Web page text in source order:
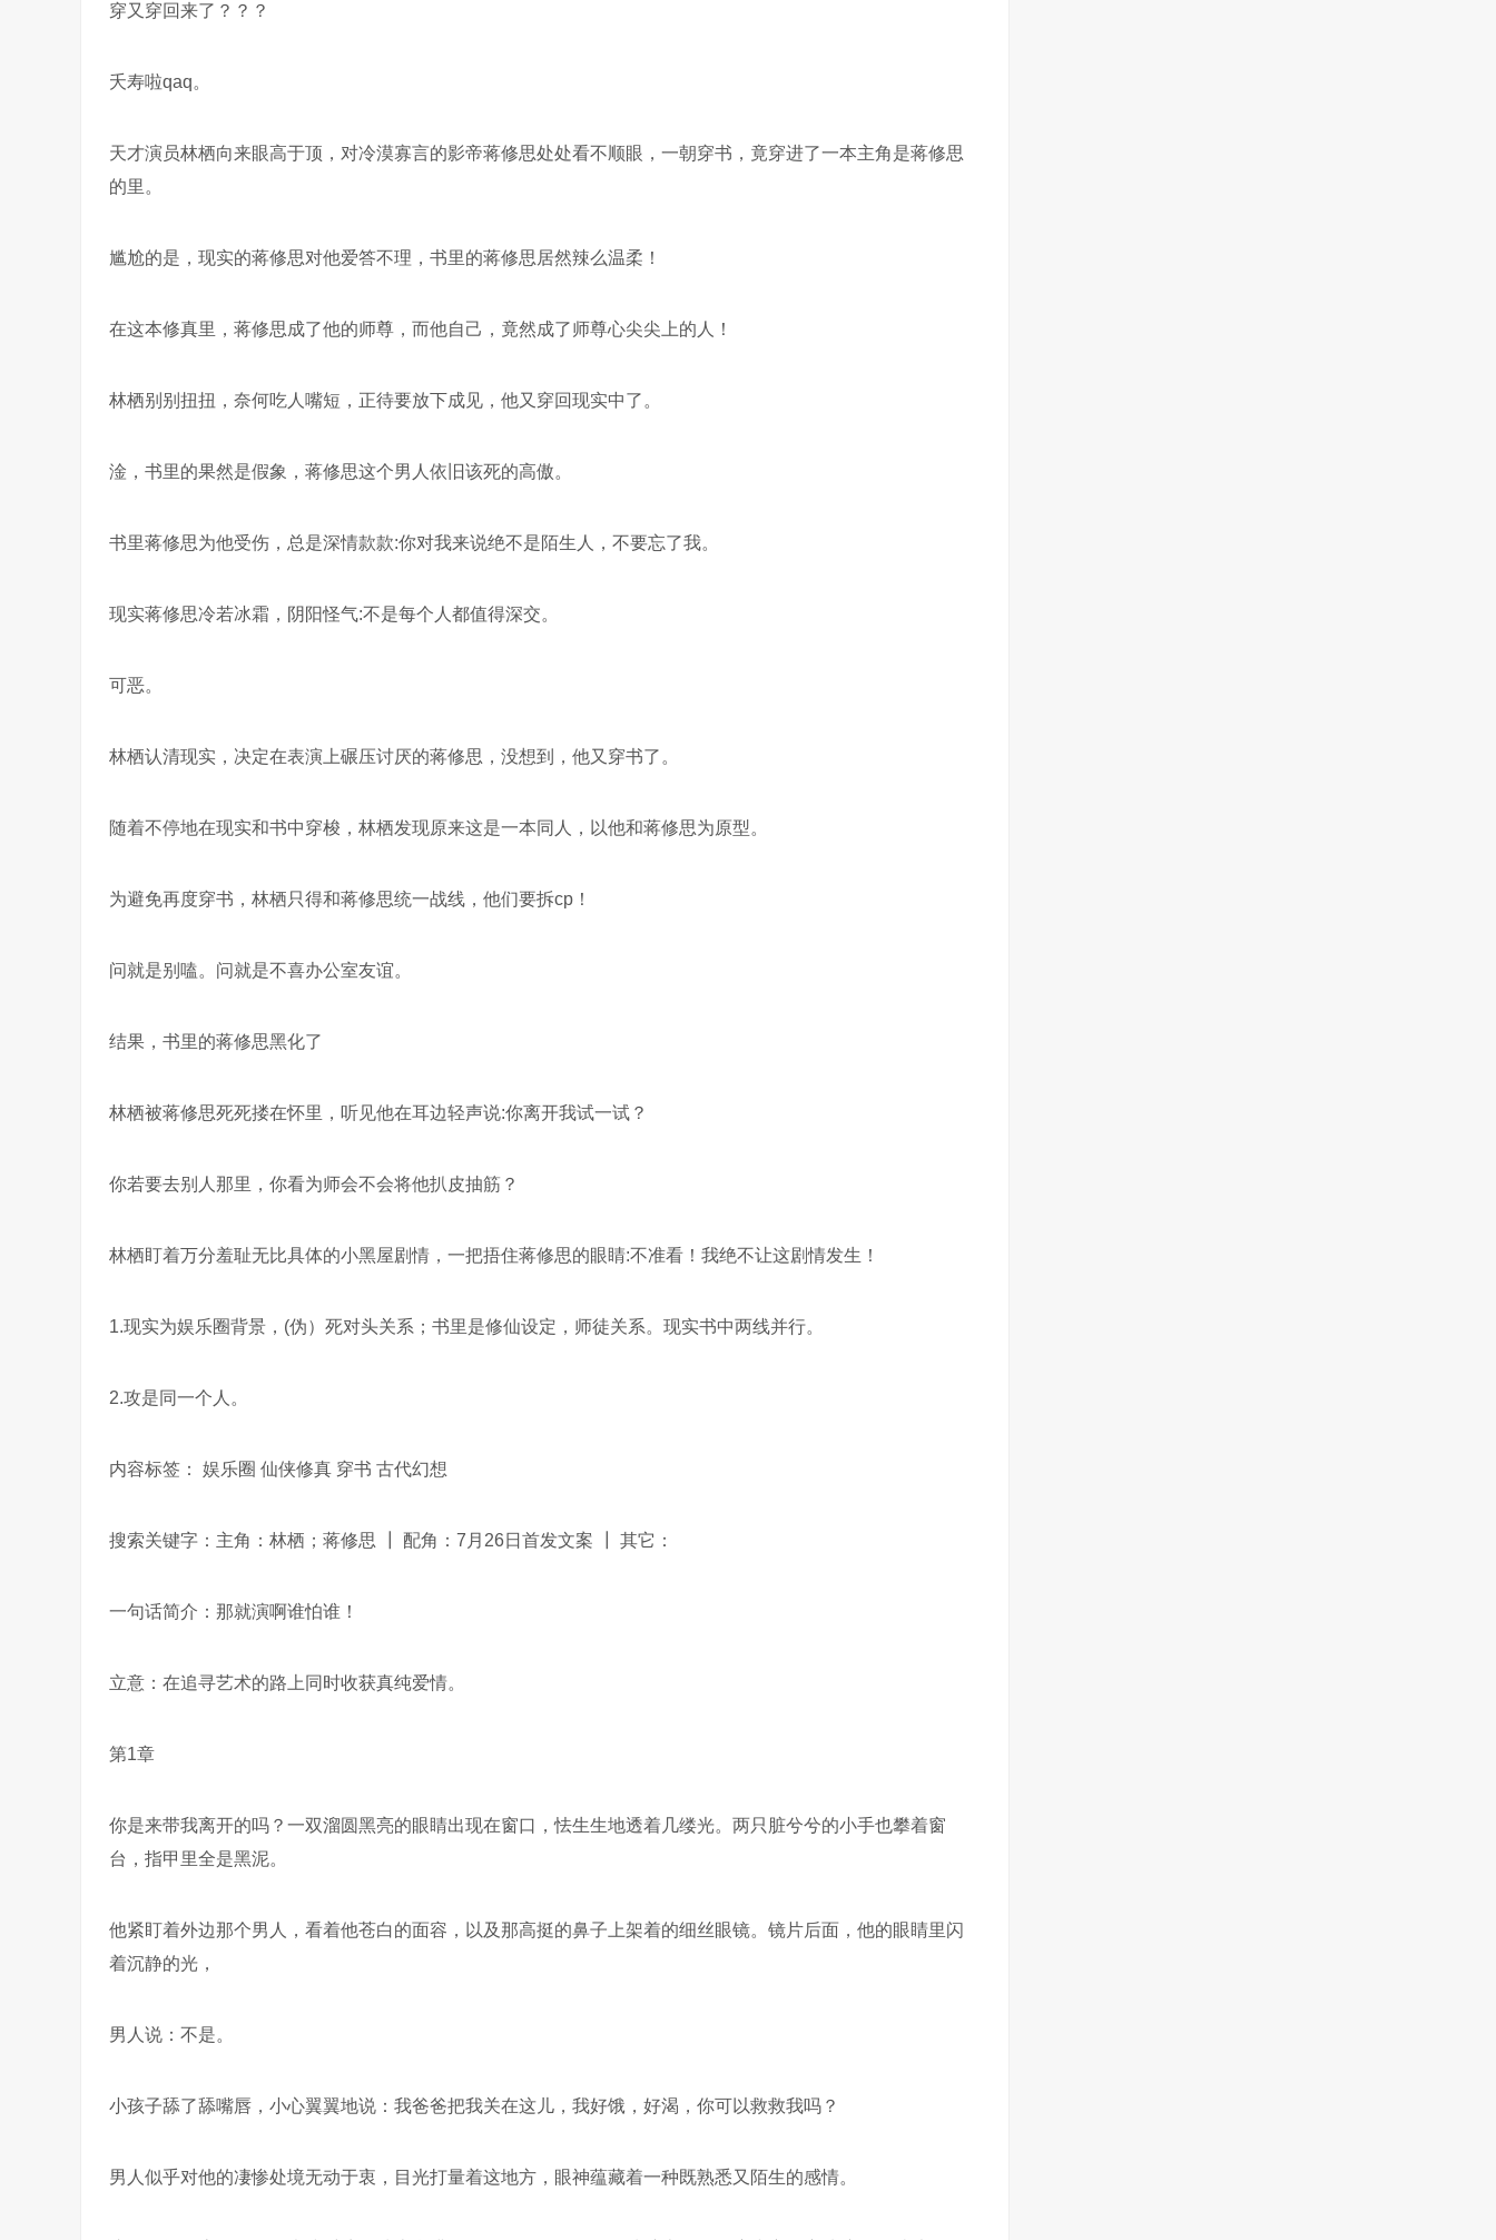
穿又穿回来了？？？
夭寿啦qaq。
天才演员林栖向来眼高于顶，对冷漠寡言的影帝蒋修思处处看不顺眼，一朝穿书，竟穿进了一本主角是蒋修思
的里。
尴尬的是，现实的蒋修思对他爱答不理，书里的蒋修思居然辣么温柔！
在这本修真里，蒋修思成了他的师尊，而他自己，竟然成了师尊心尖尖上的人！
林栖别别扭扭，奈何吃人嘴短，正待要放下成见，他又穿回现实中了。
淦，书里的果然是假象，蒋修思这个男人依旧该死的高傲。
书里蒋修思为他受伤，总是深情款款:你对我来说绝不是陌生人，不要忘了我。
现实蒋修思冷若冰霜，阴阳怪气:不是每个人都值得深交。
可恶。
林栖认清现实，决定在表演上碾压讨厌的蒋修思，没想到，他又穿书了。
随着不停地在现实和书中穿梭，林栖发现原来这是一本同人，以他和蒋修思为原型。
为避免再度穿书，林栖只得和蒋修思统一战线，他们要拆cp！
问就是别嗑。问就是不喜办公室友谊。
结果，书里的蒋修思黑化了
林栖被蒋修思死死搂在怀里，听见他在耳边轻声说:你离开我试一试？
你若要去别人那里，你看为师会不会将他扒皮抽筋？
林栖盯着万分羞耻无比具体的小黑屋剧情，一把捂住蒋修思的眼睛:不准看！我绝不让这剧情发生！
1.现实为娱乐圈背景，(伪）死对头关系；书里是修仙设定，师徒关系。现实书中两线并行。
2.攻是同一个人。
内容标签： 娱乐圈 仙侠修真 穿书 古代幻想
搜索关键字：主角：林栖；蒋修思 ┃ 配角：7月26日首发文案 ┃ 其它：
一句话简介：那就演啊谁怕谁！
立意：在追寻艺术的路上同时收获真纯爱情。
第1章
你是来带我离开的吗？一双溜圆黑亮的眼睛出现在窗口，怯生生地透着几缕光。两只脏兮兮的小手也攀着窗
台，指甲里全是黑泥。
他紧盯着外边那个男人，看着他苍白的面容，以及那高挺的鼻子上架着的细丝眼镜。镜片后面，他的眼睛里闪
着沉静的光，
男人说：不是。
小孩子舔了舔嘴唇，小心翼翼地说：我爸爸把我关在这儿，我好饿，好渴，你可以救救我吗？
男人似乎对他的凄惨处境无动于衷，目光打量着这地方，眼神蕴藏着一种既熟悉又陌生的感情。